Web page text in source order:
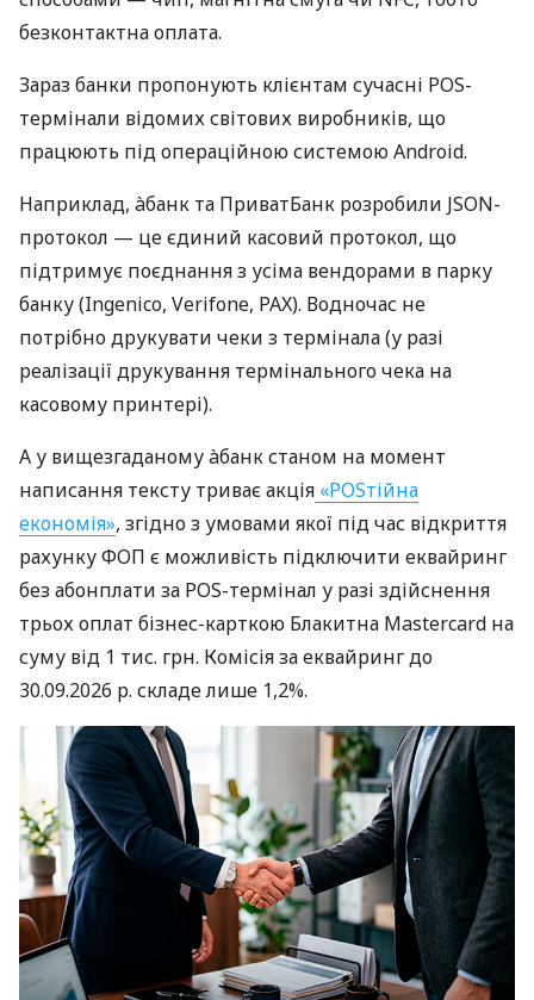
безконтактна оплата.
Зараз банки пропонують клієнтам сучасні POS-
термінали відомих світових виробників, що
працюють під операційною системою Android.
Наприклад, àбанк та ПриватБанк розробили JSON-
протокол — це єдиний касовий протокол, що
підтримує поєднання з усіма вендорами в парку
банку (Ingenico, Verifone, PAX). Водночас не
потрібно друкувати чеки з термінала (у разі
реалізації друкування термінального чека на
касовому принтері).
А у вищезгаданому àбанк станом на момент
написання тексту триває акція «POSтійна
економія», згідно з умовами якої під час відкриття
рахунку ФОП є можливість підключити еквайринг
без абонплати за POS-термінал у разі здійснення
трьох оплат бізнес-карткою Блакитна Mastercard на
суму від 1 тис. грн. Комісія за еквайринг до
30.09.2026 р. складе лише 1,2%.